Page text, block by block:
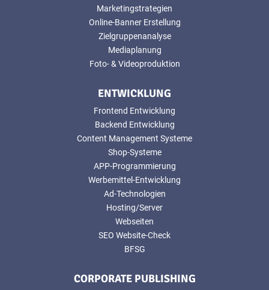
Marketingstrategien
Online-Banner Erstellung
Zielgruppenanalyse
Mediaplanung
Foto- & Videoproduktion
ENTWICKLUNG
Frontend Entwicklung
Backend Entwicklung
Content Management Systeme
Shop-Systeme
APP-Programmierung
Werbemittel-Entwicklung
Ad-Technologien
Hosting/Server
Webseiten
SEO Website-Check
BFSG
CORPORATE PUBLISHING